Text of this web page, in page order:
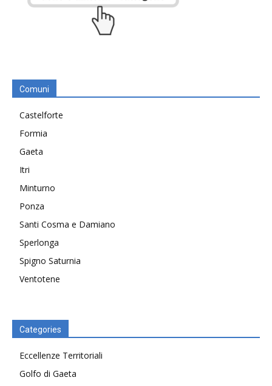
Comuni
Castelforte
Formia
Gaeta
Itri
Minturno
Ponza
Santi Cosma e Damiano
Sperlonga
Spigno Saturnia
Ventotene
Categories
Eccellenze Territoriali
Golfo di Gaeta